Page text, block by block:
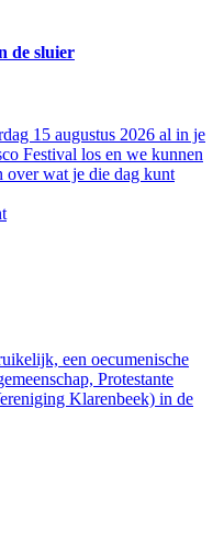
de sluier
15 augustus 2026 al in je
Festival los en we kunnen
over wat je die dag kunt
een oecumenische
Protestante
Klarenbeek) in de